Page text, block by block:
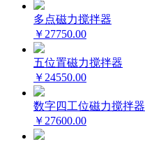
多点磁力搅拌器
￥27750.00
五位置磁力搅拌器
￥24550.00
数字四工位磁力搅拌器
￥27600.00